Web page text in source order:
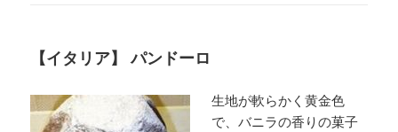
【イタリア】 パンドーロ
生地が軟らかく黄金色
で、バニラの香りの菓子